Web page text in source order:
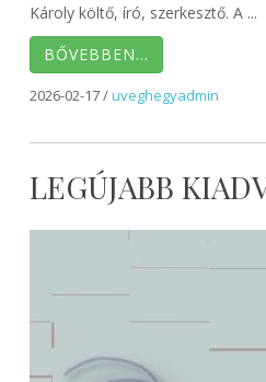
Károly költő, író, szerkesztő. A ...
BŐVEBBEN…
2026-02-17/uveghegyadmin
LEGÚJABB